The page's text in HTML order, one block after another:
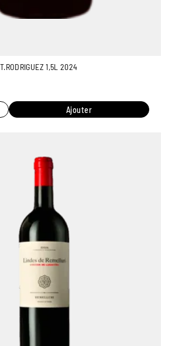
1,5L 2024
Ajouter